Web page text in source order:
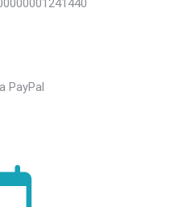
PayPal